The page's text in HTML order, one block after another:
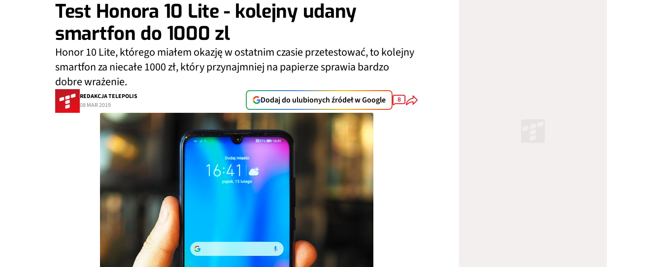
Test Honora 10 Lite - kolejny udany
smartfon do 1000 zl
Honor 10 Lite, którego miałem okazję w ostatnim czasie przetestować, to kolejny
smartfon za niecałe 1000 zł, który przynajmniej na papierze sprawia bardzo
dobre wrażenie.
REDAKCJA TELEPOLIS
08 MAR 2019
Dodaj do ulubionych źródeł w Google 8